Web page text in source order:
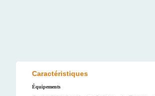
Caractéristiques
Équipements